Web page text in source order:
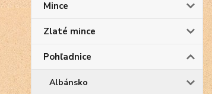
Mince
Zlaté mince
Pohľadnice
Albánsko